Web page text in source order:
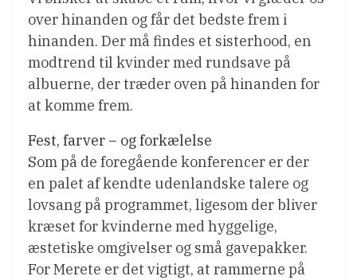
over hinanden og får det bedste frem i
hinanden. Der må findes et sisterhood, en
modtrend til kvinder med rundsave på
albuerne, der træder oven på hinanden for
at komme frem.
Fest, farver – og forkælelse
Som på de foregående konferencer er der
en palet af kendte udenlandske talere og
lovsang på programmet, ligesom der bliver
kræset for kvinderne med hyggelige,
æstetiske omgivelser og små gavepakker.
For Merete er det vigtigt, at rammerne på